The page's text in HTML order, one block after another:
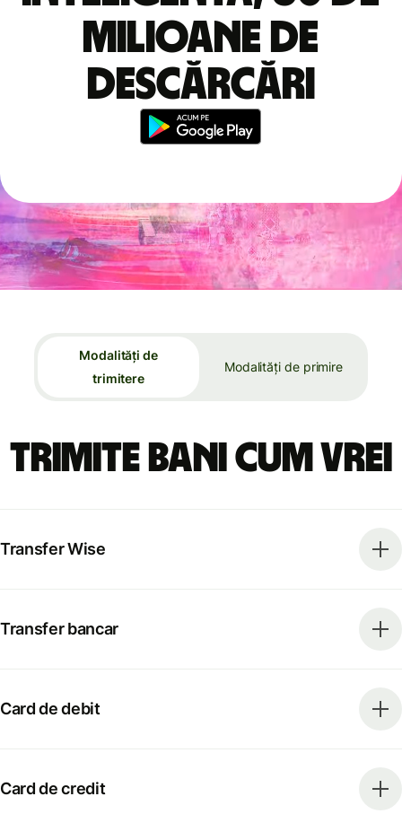
milioane de
descărcări
Modalități de
trimitere
Modalități de primire
Trimite bani cum vrei
Transfer Wise
Transfer bancar
Card de debit
Card de credit